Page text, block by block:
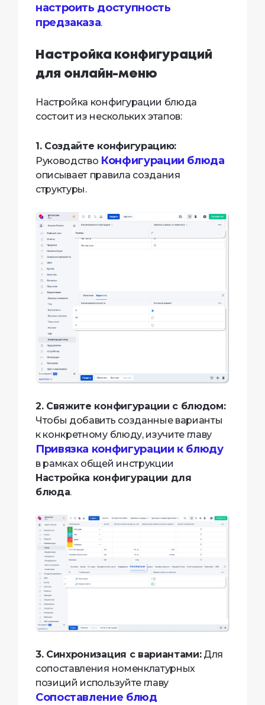
настроить доступность
предзаказа.
Настройка конфигураций
для онлайн-меню
Настройка конфигурации блюда
состоит из нескольких этапов:
1. Создайте конфигурацию:
Руководство Конфигурации блюда
описывает правила создания
структуры.
2. Свяжите конфигурации с блюдом:
Чтобы добавить созданные варианты
к конкретному блюду, изучите главу
Привязка конфигурации к блюду
в рамках общей инструкции
Настройка конфигурации для
блюда.
3. Синхронизация с вариантами:Для
сопоставления номенклатурных
позиций используйте главу
Сопоставление блюд